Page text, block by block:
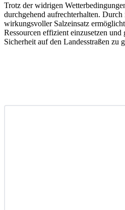
Trotz der widrigen
durchgehend aufrechterhalten.
wirkungsvoller Salzeinsatz
Ressourcen effizient einzusetzen
Sicherheit auf den Landesstraßen zu